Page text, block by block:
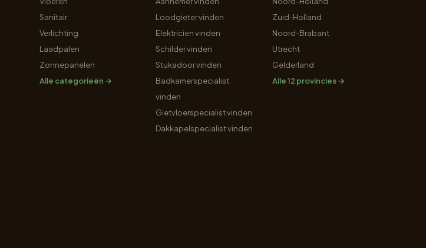
Sanitair
Verlichting
Laadpalen
Zonnepanelen
Alle categorieën →
Loodgieter vinden
Elektricien vinden
Schilder vinden
Stukadoor vinden
Badkamerspecialist
vinden
Gietvloerspecialist vinden
Dakkapelspecialist vinden
Zuid-Holland
Noord-Brabant
Utrecht
Gelderland
Alle 12 provincies →